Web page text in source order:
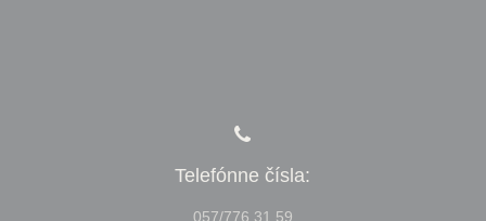
Telefónne čísla:
057/776 31 59